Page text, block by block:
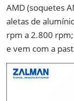
AMD (soquetes
aletas de
rpm a 2.800
e vem com a